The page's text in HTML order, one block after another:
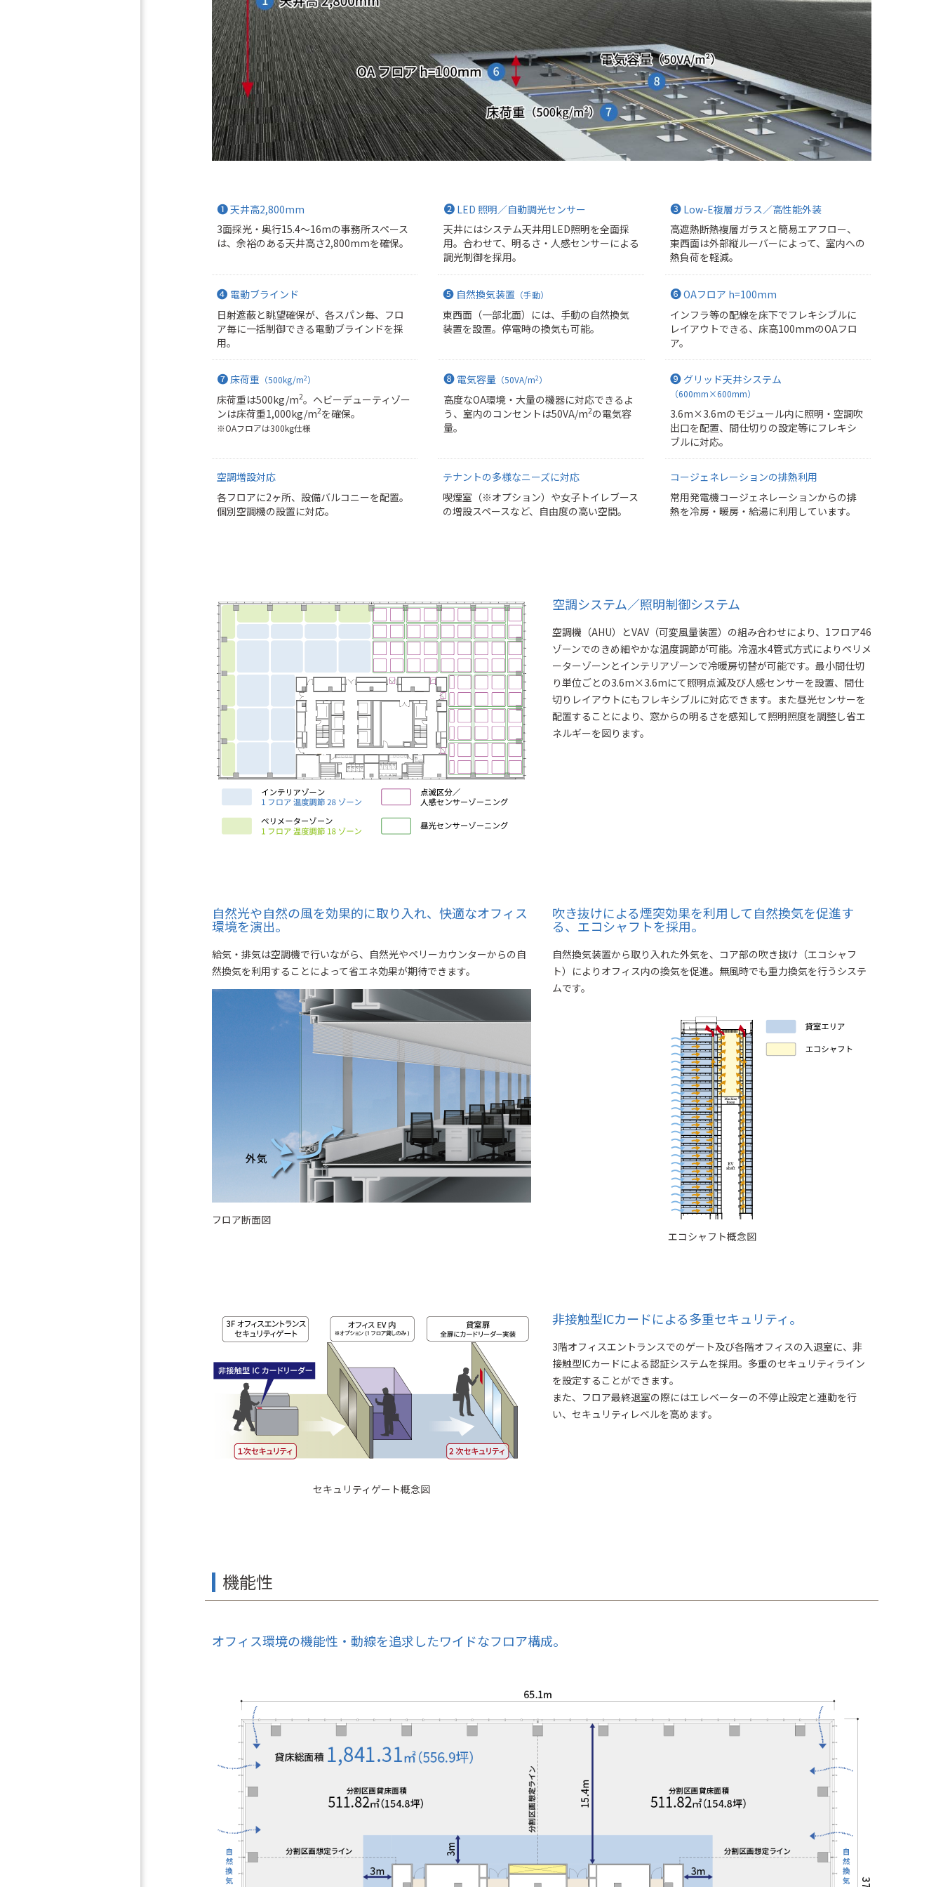
❶天井高2,800mm
3面採光・奥行15.4～16mの事務所スペース
は、余裕のある天井高さ2,800mmを確保。
❷ LED 照明／自動調光センサー
天井にはシステム天井用LED照明を全面採
用。合わせて、明るさ・人感センサーによる
調光制御を採用。
❸Low-E複層ガラス／高性能外装
高遮熱断熱複層ガラスと簡易エアフロー、
東西面は外部縦ルーバーによって、室内への
熱負荷を軽減。
❹ 電動ブラインド
日射遮蔽と眺望確保が、各スパン毎、フロ
ア毎に一括制御できる電動ブラインドを採
用。
❺ 自然換気装置 （手動）
東西面（一部北面）には、手動の自然換気
装置を設置。停電時の換気も可能。
❻OAフロア h=100mm
インフラ等の配線を床下でフレキシブルに
レイアウトできる、床高100mmのOAフロ
ア。
❼床荷重 （500kg/m2）
床荷重は500kg/m2。ヘビーデューティゾー
ンは床荷重1,000kg/m2を確保。
※OAフロアは300kg仕様
❽ 電気容量 （50VA/m2）
高度なOA環境・大量の機器に対応できるよ
う、室内のコンセントは50VA/m2の電気容
量。
❾グリッド天井システム
（600mm×600mm）
3.6m×3.6mのモジュール内に照明・空調吹
出口を配置、間仕切りの設定等にフレキシ
ブルに対応。
空調増設対応
各フロアに2ヶ所、設備バルコニーを配置。
個別空調機の設置に対応。
テナントの多様なニーズに対応
喫煙室（※オプション）や女子トイレブース
の増設スペースなど、自由度の高い空間。
コージェネレーションの排熱利用
常用発電機コージェネレーションからの排
熱を冷房・暖房・給湯に利用しています。
空調システム／照明制御システム
空調機（AHU）とVAV（可変風量装置）の組み合わせにより、1フロア46
ゾーンでのきめ細やかな温度調節が可能。冷温水4管式方式によりペリメ
ーターゾーンとインテリアゾーンで冷暖房切替が可能です。最小間仕切
り単位ごとの3.6m×3.6mにて照明点滅及び人感センサーを設置、間仕
切りレイアウトにもフレキシブルに対応できます。また昼光センサーを
配置することにより、窓からの明るさを感知して照明照度を調整し省エ
ネルギーを図ります。
自然光や自然の風を効果的に取り入れ、快適なオフィス
環境を演出。
給気・排気は空調機で行いながら、自然光やペリーカウンターからの自
然換気を利用することによって省エネ効果が期待できます。
フロア断面図
吹き抜けによる煙突効果を利用して自然換気を促進す
る、エコシャフトを採用。
自然換気装置から取り入れた外気を、コア部の吹き抜け（エコシャフ
ト）によりオフィス内の換気を促進。無風時でも重力換気を行うシステ
ムです。
エコシャフト概念図
非接触型ICカードによる多重セキュリティ。
3階オフィスエントランスでのゲート及び各階オフィスの入退室に、非
接触型ICカードによる認証システムを採用。多重のセキュリティライン
を設定することができます。
また、フロア最終退室の際にはエレベーターの不停止設定と連動を行
い、セキュリティレベルを高めます。
セキュリティゲート概念図
機能性
オフィス環境の機能性・動線を追求したワイドなフロア構成。